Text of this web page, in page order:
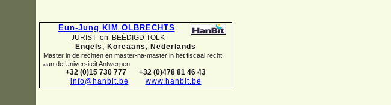
Eun-Jung KIM OLBRECHTS
JURIST en BEËDIGD TOLK
Engels, Koreaans, Nederlands
Master in de rechten en master-na-master in het fiscaal recht
aan de Universiteit Antwerpen
+32 (0)15 730 777
+32 (0)478 81 46 43
info@hanbit.be
www.hanbit.be